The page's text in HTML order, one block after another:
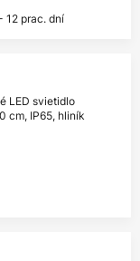
12 prac. dní
LED svietidlo
cm, IP65, hliník